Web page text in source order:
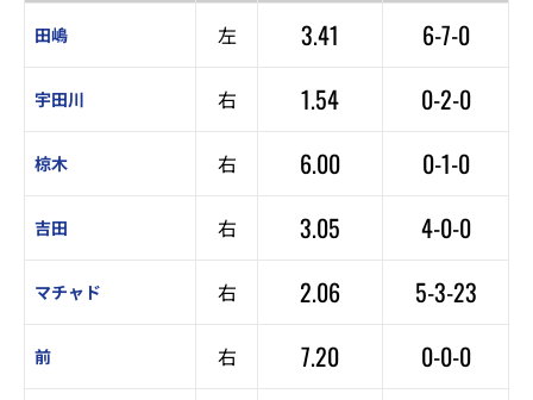
田嶋 左 3.41 6-7-0
宇田川 右 1.54 0-2-0
椋木 右 6.00 0-1-0
吉田 右 3.05 4-0-0
マチャド 右 2.06 5-3-23
前 右 7.20 0-0-0